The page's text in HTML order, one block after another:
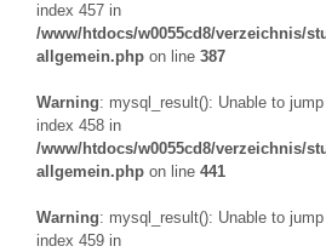
index 457 in
/www/htdocs/w0055cd8/verzeichnis/
allgemein.php on line 387
Warning: mysql_result(): Unable to
index 458 in
/www/htdocs/w0055cd8/verzeichnis/
allgemein.php on line 441
Warning: mysql_result(): Unable to
index 459 in